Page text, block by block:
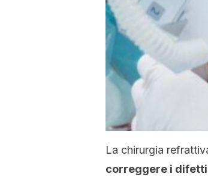
La chirurgia
correggere i